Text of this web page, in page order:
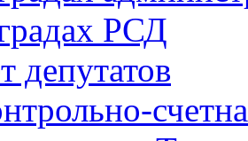
РСД
депутатов